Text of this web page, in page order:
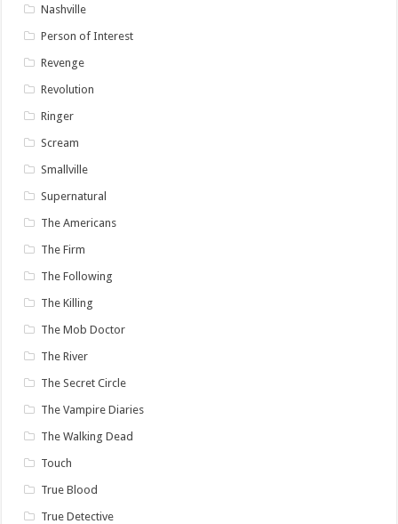
Nashville
Person of Interest
Revenge
Revolution
Ringer
Scream
Smallville
Supernatural
The Americans
The Firm
The Following
The Killing
The Mob Doctor
The River
The Secret Circle
The Vampire Diaries
The Walking Dead
Touch
True Blood
True Detective